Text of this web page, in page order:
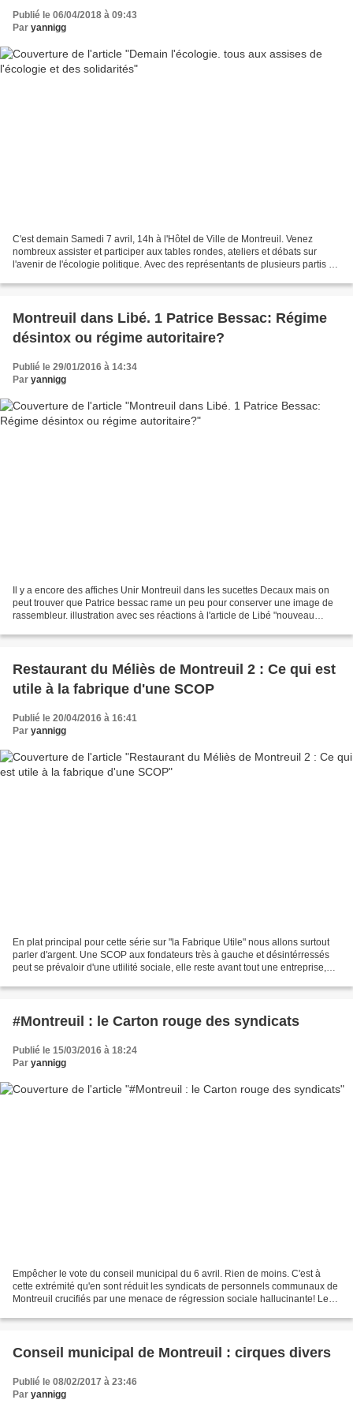
Publié le 06/04/2018 à 09:43
Par yannigg
C'est demain Samedi 7 avril, 14h à l'Hôtel de Ville de Montreuil. Venez
nombreux assister et participer aux tables rondes, ateliers et débats sur
l'avenir de l'écologie politique. Avec des représentants de plusieurs partis et
Montreuil dans Libé. 1 Patrice Bessac: Régime
désintox ou régime autoritaire?
Publié le 29/01/2016 à 14:34
Par yannigg
Il y a encore des affiches Unir Montreuil dans les sucettes Decaux mais on
peut trouver que Patrice bessac rame un peu pour conserver une image de
rassembleur. illustration avec ses réactions à l'article de Libé "nouveau
Restaurant du Méliès de Montreuil 2 : Ce qui est
utile à la fabrique d'une SCOP
Publié le 20/04/2016 à 16:41
Par yannigg
En plat principal pour cette série sur "la Fabrique Utile" nous allons surtout
parler d'argent. Une SCOP aux fondateurs très à gauche et désintérressés
peut se prévaloir d'une utlilité sociale, elle reste avant tout une entreprise,
#Montreuil : le Carton rouge des syndicats
Publié le 15/03/2016 à 18:24
Par yannigg
Empêcher le vote du conseil municipal du 6 avril. Rien de moins. C'est à
cette extrémité qu'en sont réduit les syndicats de personnels communaux de
Montreuil crucifiés par une menace de régression sociale hallucinante! Les
Conseil municipal de Montreuil : cirques divers
Publié le 08/02/2017 à 23:46
Par yannigg